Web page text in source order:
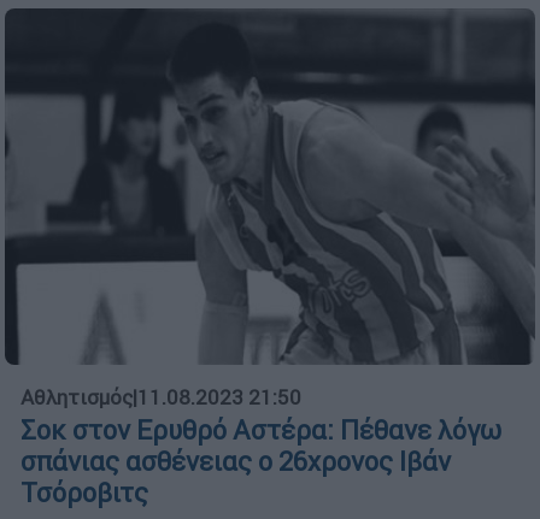
Αθλητισμός|11.08.2023 21:50
Σοκ στον Ερυθρό Αστέρα: Πέθανε λόγω
σπάνιας ασθένειας ο 26χρονος Ιβάν
Τσόροβιτς